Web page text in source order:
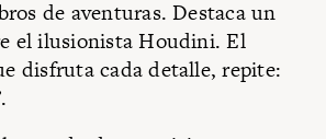
de aventuras. Destaca un
el ilusionista Houdini. El
disfruta cada detalle, repite: